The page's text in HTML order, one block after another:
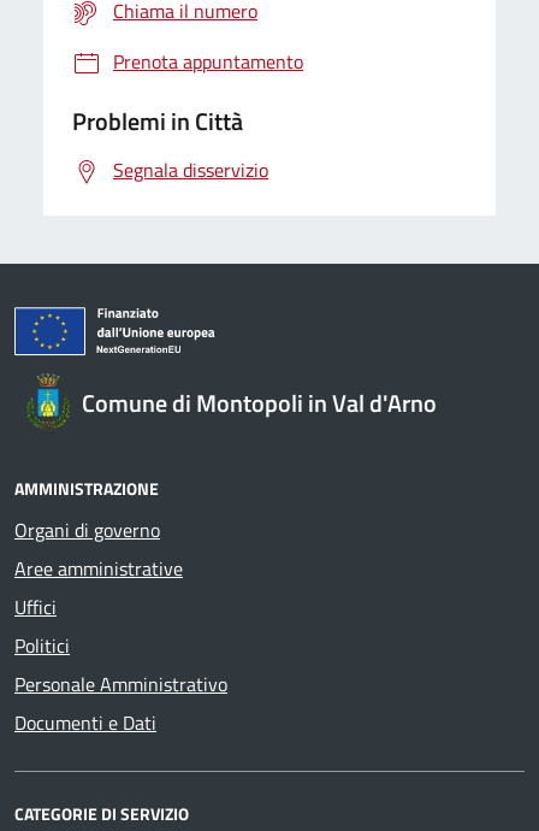
Chiama il numero
Prenota appuntamento
Problemi in Città
Segnala disservizio
Comune di Montopoli in Val d'Arno
AMMINISTRAZIONE
Organi di governo
Aree amministrative
Uffici
Politici
Personale Amministrativo
Documenti e Dati
CATEGORIE DI SERVIZIO